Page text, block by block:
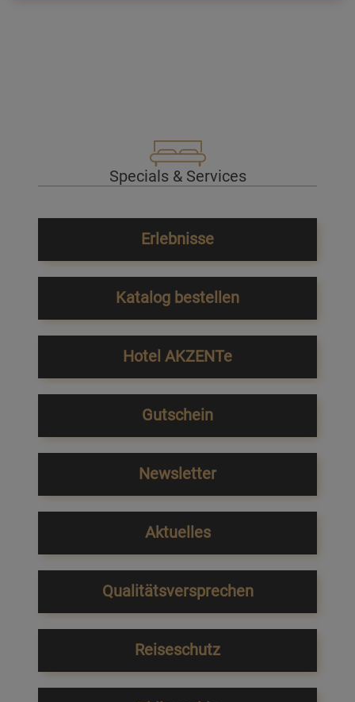
Specials & Services
Erlebnisse
Katalog bestellen
Hotel AKZENTe
Gutschein
Newsletter
Aktuelles
Qualitätsversprechen
Reiseschutz